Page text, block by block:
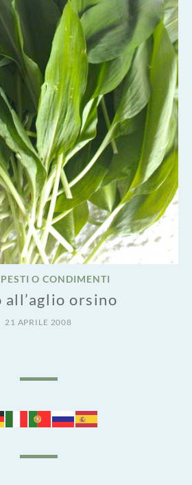
O CONDIMENTI
all’aglio orsino
21 APRILE 2008